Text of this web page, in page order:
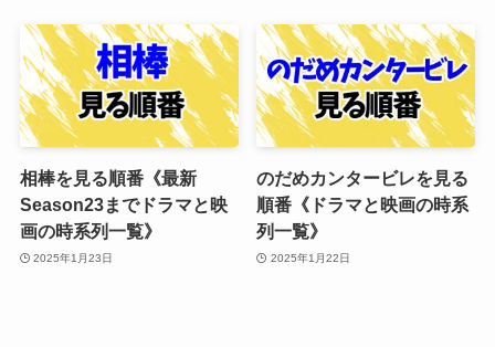
相棒を見る順番《最新
Season23までドラマと映
画の時系列一覧》
2025年1月23日
のだめカンタービレを見る
順番《ドラマと映画の時系
列一覧》
2025年1月22日